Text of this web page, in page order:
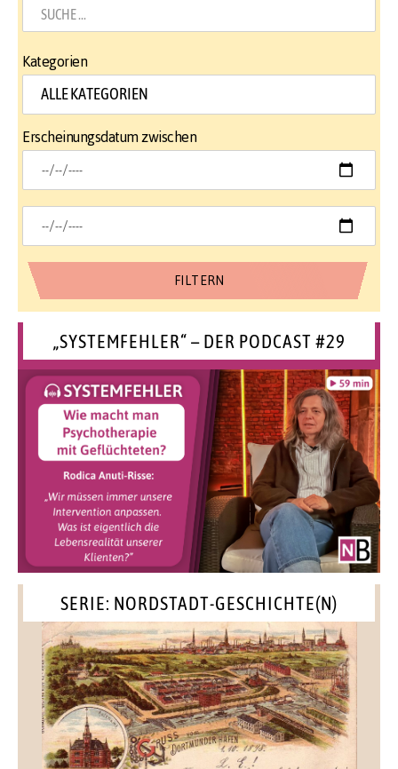
Kategorien
Erscheinungsdatum zwischen
„SYSTEMFEHLER“ – DER PODCAST #29
SERIE: NORDSTADT-GESCHICHTE(N)